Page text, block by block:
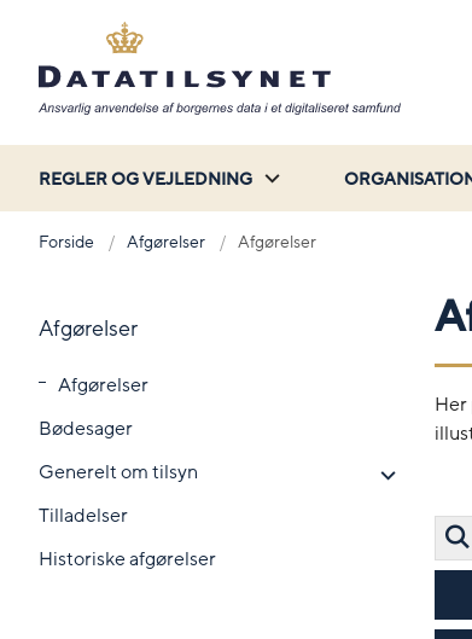
REGLER OG VEJLEDNING
Forside Afgørelser Afgørelser
Afgørelser
Afgørelser
Bødesager
Generelt om tilsyn
Tilladelser
Historiske afgørelser
Her